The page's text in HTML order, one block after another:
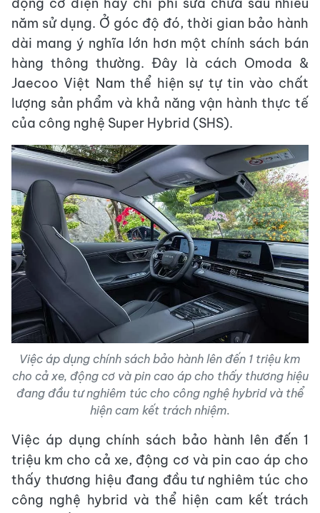
động cơ điện hay chi phí sửa chữa sau nhiều
năm sử dụng. Ở góc độ đó, thời gian bảo hành
dài mang ý nghĩa lớn hơn một chính sách bán
hàng thông thường. Đây là cách Omoda &
Jaecoo Việt Nam thể hiện sự tự tin vào chất
lượng sản phẩm và khả năng vận hành thực tế
của công nghệ Super Hybrid (SHS).
Việc áp dụng chính sách bảo hành lên đến 1 triệu km
cho cả xe, động cơ và pin cao áp cho thấy thương hiệu
đang đầu tư nghiêm túc cho công nghệ hybrid và thể
hiện cam kết trách nhiệm.
Việc áp dụng chính sách bảo hành lên đến 1
triệu km cho cả xe, động cơ và pin cao áp cho
thấy thương hiệu đang đầu tư nghiêm túc cho
công nghệ hybrid và thể hiện cam kết trách